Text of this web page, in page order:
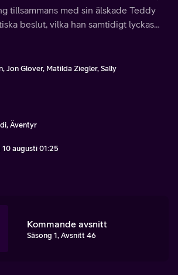
tillsammans med sin älskade Teddy
beslut, vilka han samtidigt lyckas
Jon Glover, Matilda Ziegler, Sally
Äventyr
augusti 01:25
Kommande avsnitt
Säsong 1, Avsnitt 46